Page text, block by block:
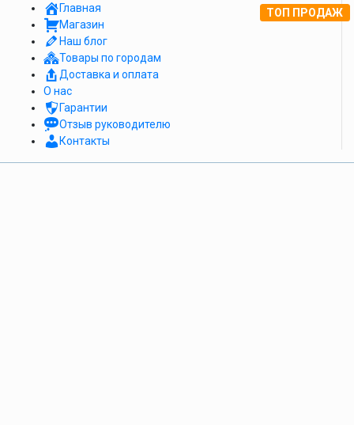
Главная
Магазин
Наш блог
Товары по городам
Доставка и оплата
О нас
Гарантии
Отзыв руководителю
Контакты
ТОП ПРОДАЖ